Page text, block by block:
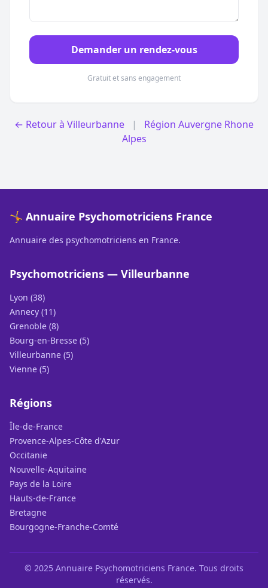
Demander un rendez-vous
Gratuit et sans engagement
← Retour à Villeurbanne |
Région Auvergne Rhone
Alpes
🤸 Annuaire Psychomotriciens France
Annuaire des psychomotriciens en France.
Psychomotriciens — Villeurbanne
Lyon (38)
Annecy (11)
Grenoble (8)
Bourg-en-Bresse (5)
Villeurbanne (5)
Vienne (5)
Régions
Île-de-France
Provence-Alpes-Côte d'Azur
Occitanie
Nouvelle-Aquitaine
Pays de la Loire
Hauts-de-France
Bretagne
Bourgogne-Franche-Comté
© 2025 Annuaire Psychomotriciens France. Tous droits
réservés.